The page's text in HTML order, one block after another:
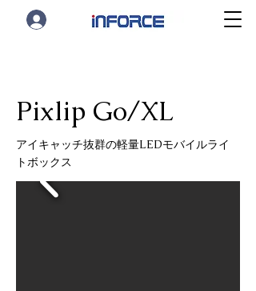
Pixlip Go/XL
アイキャッチ抜群の​軽量LEDモバイルライ
トボックス